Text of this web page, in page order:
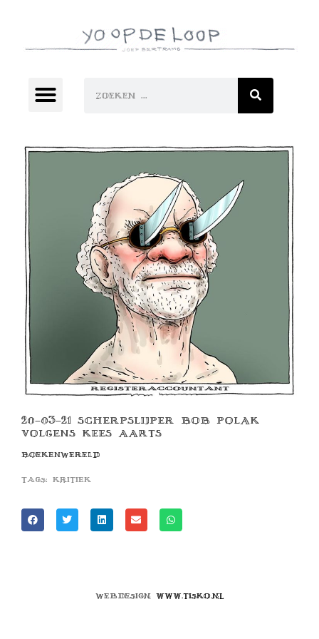
20-03-21 SCHERPSLIJPER BOB POLAK
VOLGENS KEES AARTS
BOEKENWERELD
Tags: kritiek
Webdesign www.tisko.nl